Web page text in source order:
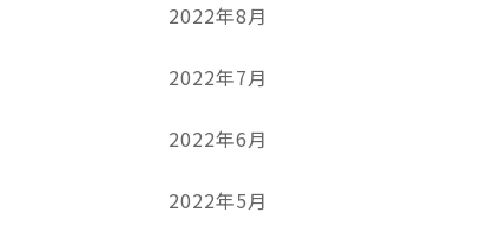
2022年8月
2022年7月
2022年6月
2022年5月